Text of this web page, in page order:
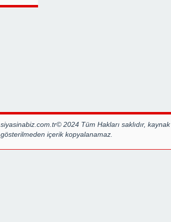
siyasinabiz.com.tr© 2024 Tüm Hakları saklıdır, kaynak
gösterilmeden içerik kopyalanamaz.